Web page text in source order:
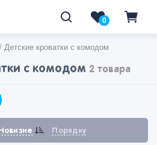
0
/ Детские кроватки с комодом
с комодом 2 товара
Новизне Порядку